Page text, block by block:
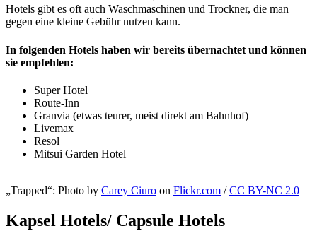
Hotels gibt es oft auch Waschmaschinen und Trockner, die man
gegen eine kleine Gebühr nutzen kann.
In folgenden Hotels haben wir bereits übernachtet und können
sie empfehlen:
Super Hotel
Route-Inn
Granvia (etwas teurer, meist direkt am Bahnhof)
Livemax
Resol
Mitsui Garden Hotel
„Trapped“: Photo by Carey Ciuro on Flickr.com /CC BY-NC 2.0
Kapsel Hotels/ Capsule Hotels